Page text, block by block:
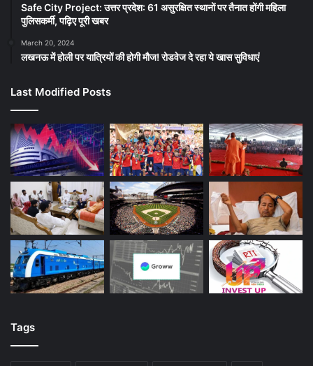
Safe City Project: उत्तर प्रदेश: 61 असुरक्षित स्थानों पर तैनात होंगी महिला
पुलिसकर्मी, पढ़िए पूरी खबर
March 20, 2024
लखनऊ में होली पर यात्रियों की होगी मौज! रोडवेज दे रहा ये खास सुविधाएं
Last Modified Posts
Tags